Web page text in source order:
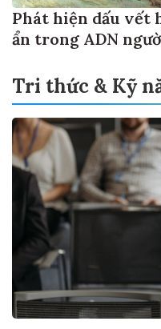
Phát hiện dấu vết
ẩn trong ADN
Tri thức & Kỹ